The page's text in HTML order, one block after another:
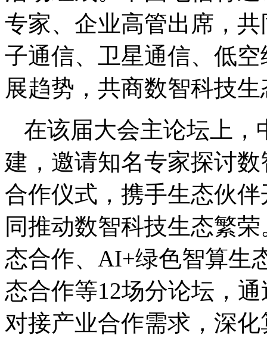
专家、企业高管出席，
子通信、卫星通信、低
展趋势，共商数智科技
在该届大会主论坛上，
建，邀请知名专家探讨
合作仪式，携手生态伙
同推动数智科技生态繁
态合作、AI+绿色智算生
态合作等12场分论坛，
对接产业合作需求，深